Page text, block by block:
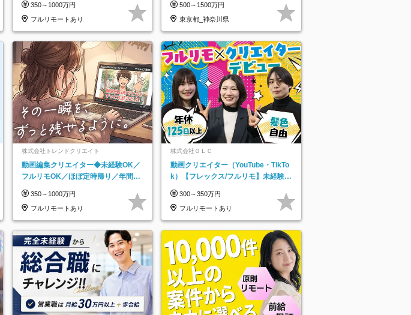
実で安心
350～1000万円
フルリモートあり
500～1500万円
東京都_神奈川県
株式会社トレンドクリエイト
動画編集クリエイター◆未経験OK／
フルリモOK／ほぼ定時帰り／年間休
OK
350～1000万円
フルリモートあり
株式会社ＯＬＣ
動画クリエイター（YouTube・TikTo
k）【フレックス/フルリモ】未経験O
300～350万円
フルリモートあり